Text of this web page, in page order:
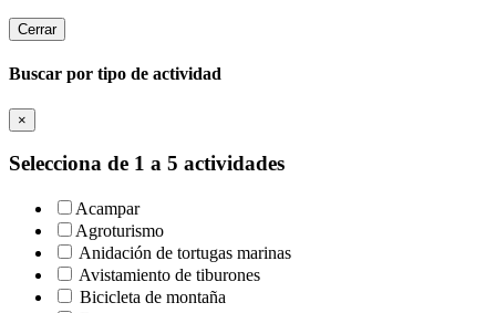
Cerrar
Buscar por tipo de actividad
×
Selecciona de 1 a 5 actividades
Acampar
Agroturismo
Anidación de tortugas marinas
Avistamiento de tiburones
Bicicleta de montaña